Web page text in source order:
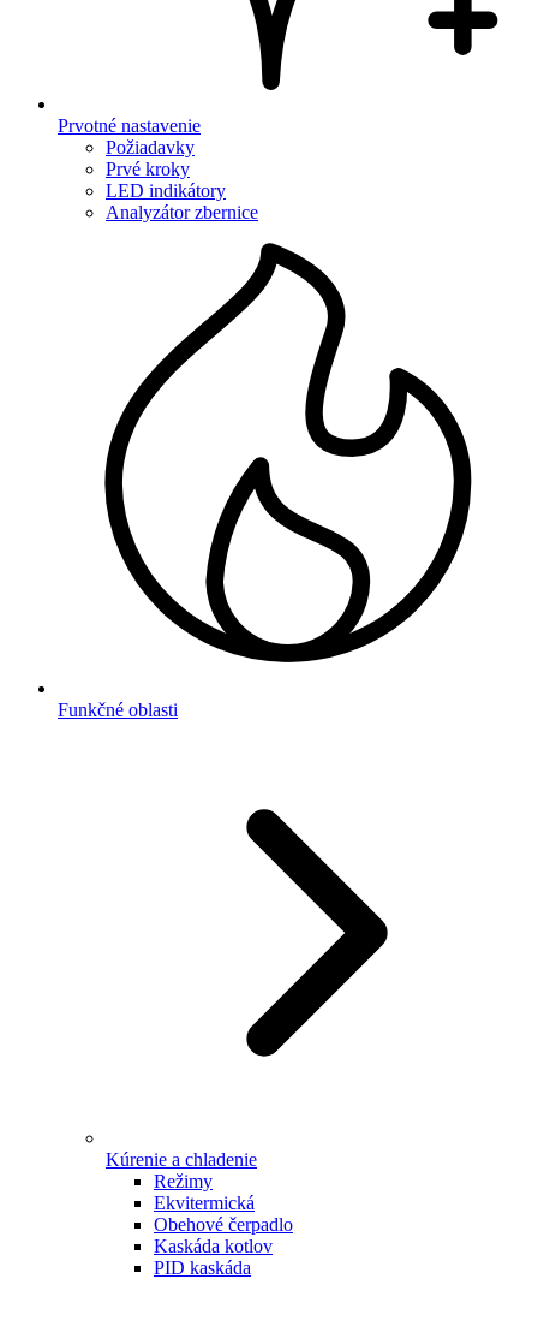
Prvotné nastavenie
Požiadavky
Prvé kroky
LED indikátory
Analyzátor zbernice
Funkčné oblasti
Kúrenie a chladenie
Režimy
Ekvitermická
Obehové čerpadlo
Kaskáda kotlov
PID kaskáda